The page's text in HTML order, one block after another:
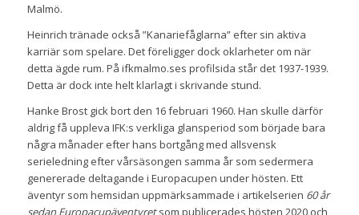
Malmö.
Heinrich tränade också ”Kanariefåglarna” efter sin aktiva
karriär som spelare. Det föreligger dock oklarheter om när
detta ägde rum. På ifkmalmo.ses profilsida står det 1937-1939.
Detta är dock inte helt klarlagt i skrivande stund.
Hanke Brost gick bort den 16 februari 1960. Han skulle därför
aldrig få uppleva IFK:s verkliga glansperiod som började bara
några månader efter hans bortgång med allsvensk
serieledning efter vårsäsongen samma år som sedermera
genererade deltagande i Europacupen under hösten. Ett
äventyr som hemsidan uppmärksammade i artikelserien 60 år
sedan Europacupäventyretsom publicerades hösten 2020 och